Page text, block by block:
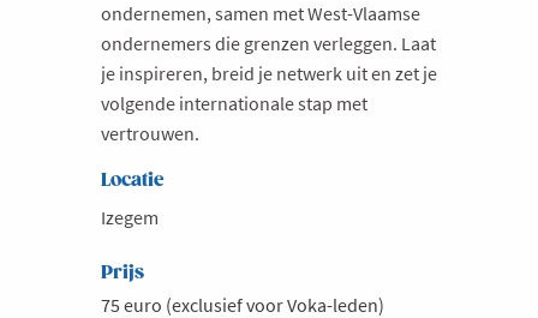
ondernemen, samen met West-Vlaamse
ondernemers die grenzen verleggen. Laat
je inspireren, breid je netwerk uit en zet je
volgende internationale stap met
vertrouwen.
Locatie
Izegem
Prijs
75 euro (exclusief voor Voka-leden)